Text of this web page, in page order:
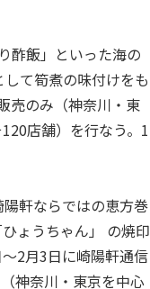
酢飯」といった海の
て筍煮の味付けをも
売のみ（神奈川・東
店舗）を行なう。1
軒ならではの恵方巻
ょうちゃん」 の焼印
2月3日に崎陽軒通信
神奈川・東京を中心